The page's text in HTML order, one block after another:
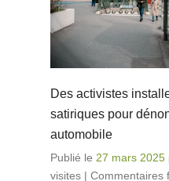
Des activistes
satiriques pour
automobile
Publié le 27 mars 2025
visites | Commentaires